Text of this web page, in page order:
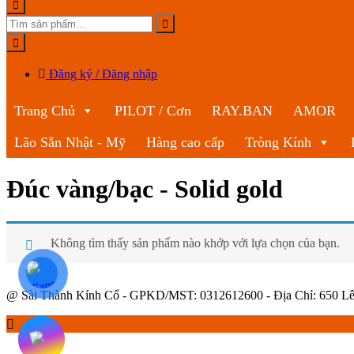
Đăng ký / Đăng nhập
Trang Chủ PILOT / Cơn RAY.BAN AMOR
Lão Sẵn Nhật - Mỹ
Hàng cao cấp Tròng Kính
Đúc vàng/bạc - Solid gold
Không tìm thấy sản phẩm nào khớp với lựa chọn của bạn.
@ Sài Thành Kính Cổ - GPKD/MST: 0312612600 - Địa Chỉ: 650